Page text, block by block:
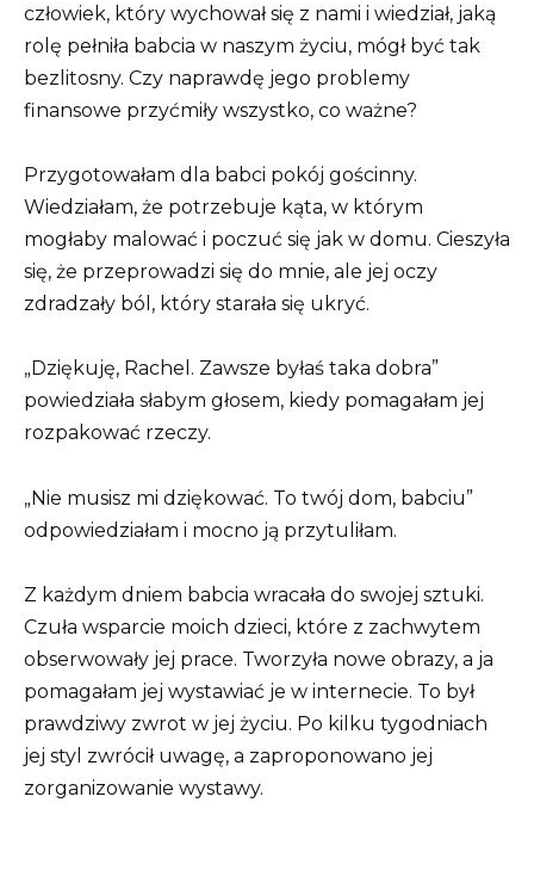
człowiek, który wychował się z nami i wiedział, jaką
rolę pełniła babcia w naszym życiu, mógł być tak
bezlitosny. Czy naprawdę jego problemy
finansowe przyćmiły wszystko, co ważne?
Przygotowałam dla babci pokój gościnny.
Wiedziałam, że potrzebuje kąta, w którym
mogłaby malować i poczuć się jak w domu. Cieszyła
się, że przeprowadzi się do mnie, ale jej oczy
zdradzały ból, który starała się ukryć.
„Dziękuję, Rachel. Zawsze byłaś taka dobra”
powiedziała słabym głosem, kiedy pomagałam jej
rozpakować rzeczy.
„Nie musisz mi dziękować. To twój dom, babciu”
odpowiedziałam i mocno ją przytuliłam.
Z każdym dniem babcia wracała do swojej sztuki.
Czuła wsparcie moich dzieci, które z zachwytem
obserwowały jej prace. Tworzyła nowe obrazy, a ja
pomagałam jej wystawiać je w internecie. To był
prawdziwy zwrot w jej życiu. Po kilku tygodniach
jej styl zwrócił uwagę, a zaproponowano jej
zorganizowanie wystawy.